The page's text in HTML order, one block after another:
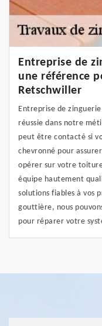
Entreprise de
une référence
Retschwiller
Entreprise de
réussie dans notre
peut être contacté si
chevronné pour
opérer sur votre
équipe hautement
solutions fiables à vos
gouttière, nous
pour réparer votre